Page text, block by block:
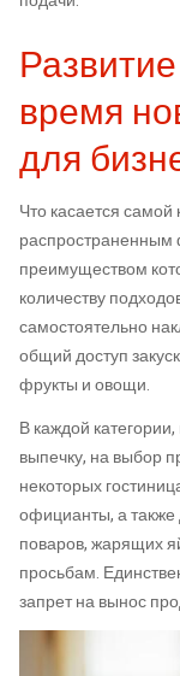
время
для
Что касается
распространенным
преимуществом
количеству
самостоятельно
общий доступ
фрукты и овощи.
В каждой
выпечку, на выбор
некоторых
официанты, а также
поваров, жарящих
просьбам.
запрет на вынос